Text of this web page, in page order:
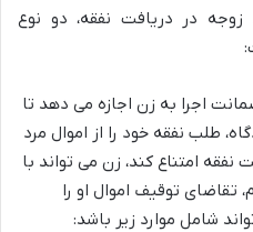
زوجه در دریافت نفقه، دو نوع
اجرا به زن اجازه می دهد تا
طلب نفقه خود را از اموال مرد
نفقه امتناع کند، زن می تواند با
تقاضای توقیف اموال او را
شامل موارد زیر باشد: